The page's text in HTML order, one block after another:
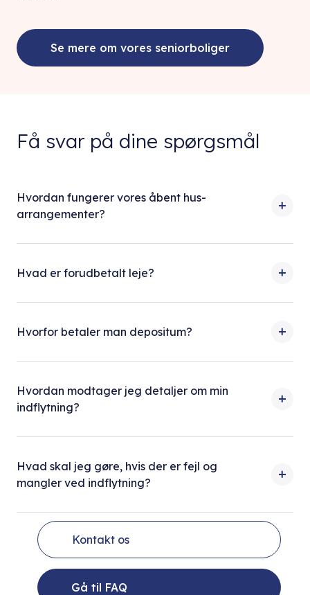
Se mere om vores seniorboliger
Få svar på dine spørgsmål
Hvordan fungerer vores åbent hus-
arrangementer?
Hvad er forudbetalt leje?
Hvorfor betaler man depositum?
Hvordan modtager jeg detaljer om min
indflytning?
Hvad skal jeg gøre, hvis der er fejl og
mangler ved indflytning?
Kontakt os
Gå til FAQ